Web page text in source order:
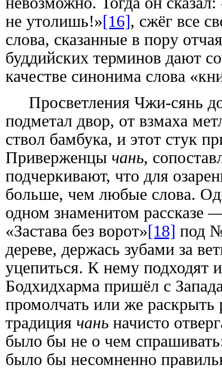
не утолишь!»[16], сжёг все
слова, сказанные в пору
буддийских терминов дают
качестве синонима слова
Просветления Чжи-сянь
подметал двор, от взмаха
ствол бамбука, и этот стук
Приверженцы чань,
подчеркивают, что для
больше, чем любые слова.
одном знаменитом рассказе
«Застава без ворот»[18] под
дереве, держась зубами за
уцепиться. К нему подходят
Бодхидхарма пришёл с
промолчать или же раскрыть
традиция чань начисто
было бы не о чем
было бы несомненно